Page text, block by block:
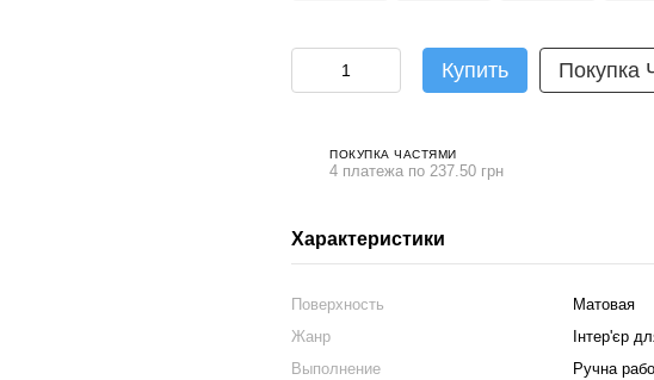
Купить Покупка
ПОКУПКА ЧАСТЯМИ
4 платежа по 237.50 грн
Характеристики
Поверхность
Матовая
Жанр
Інтер'єр
Выполнение
Ручна